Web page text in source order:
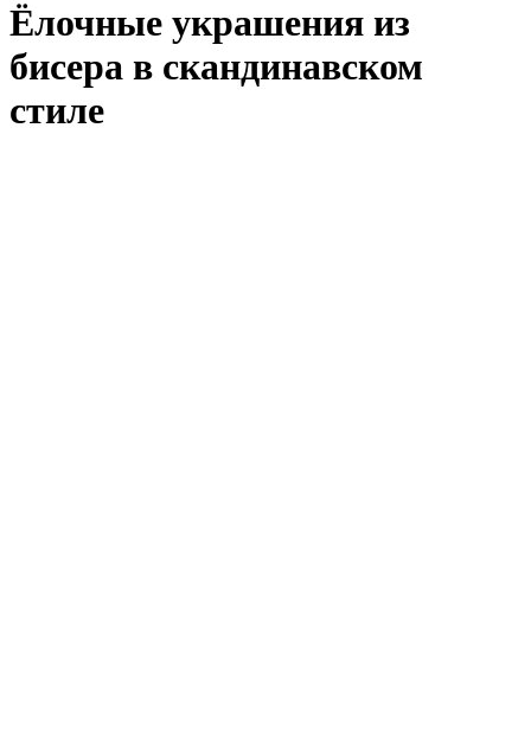
Ёлочные украшения из
бисера в скандинавском
стиле